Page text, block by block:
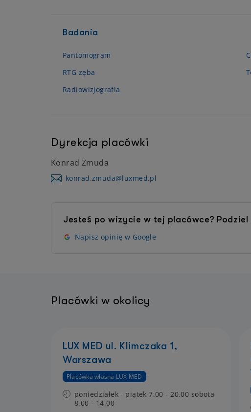
Badania
Pantomogram
RTG zęba
Radiowizjografia
Dyrekcja placówki
Konrad Żmuda
konrad.zmuda@luxmed.pl
Jesteś po wizycie w tej placówce?
Napisz opinię w Google
Placówki w okolicy
LUX MED ul. Klimczaka 1,
Warszawa
Placówka własna LUX MED
poniedziałek - piątek 7.00 - 20.00 sobota
8.00 - 14.00